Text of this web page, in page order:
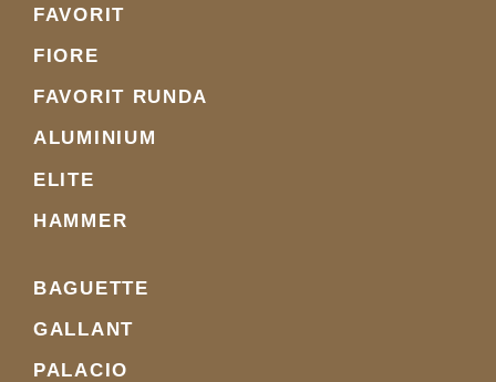
FAVORIT
FIORE
FAVORIT RUNDA
ALUMINIUM
ELITE
HAMMER
BAGUETTE
GALLANT
PALACIO